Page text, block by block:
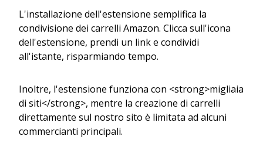
L'installazione dell'estensione semplifica la
condivisione dei carrelli Amazon. Clicca sull'icona
dell'estensione, prendi un link e condividi
all'istante, risparmiando tempo.
Inoltre, l'estensione funziona con <strong>migliaia
di siti</strong>, mentre la creazione di carrelli
direttamente sul nostro sito è limitata ad alcuni
commercianti principali.